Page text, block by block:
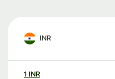
INR
1 INR